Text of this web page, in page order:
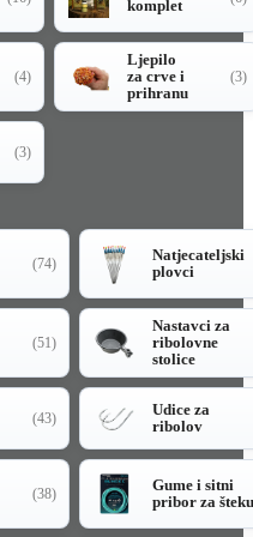
komplet
(4)
Ljepilo
za crve i
prihranu
(3)
(3)
(74)
Natjecateljski
plovci
(51)
Nastavci za
ribolovne
stolice
(43)
Udice za
ribolov
(38)
Gume i sitni
pribor za šteku